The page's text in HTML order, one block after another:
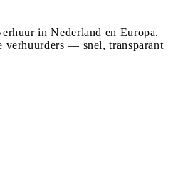
in Nederland en Europa.
verhuurders — snel, transparant